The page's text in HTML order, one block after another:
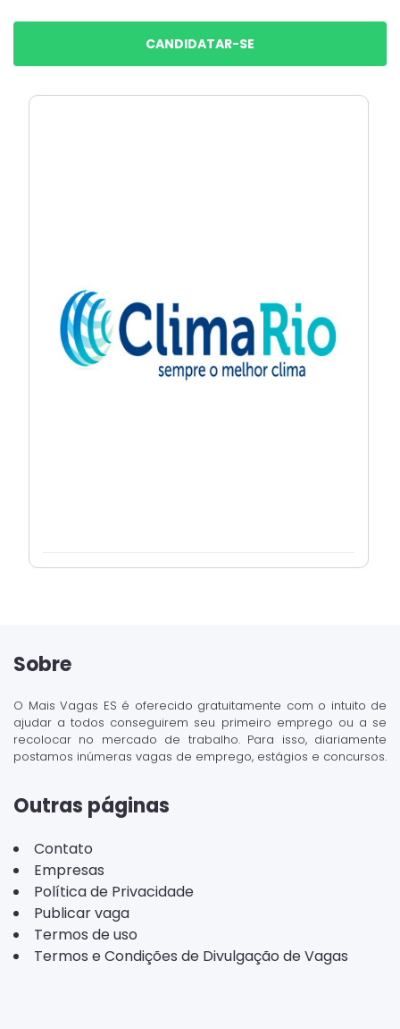
CANDIDATAR-SE
Sobre
O Mais Vagas ES é oferecido gratuitamente com o intuito de
ajudar a todos conseguirem seu primeiro emprego ou a se
recolocar no mercado de trabalho. Para isso, diariamente
postamos inúmeras vagas de emprego, estágios e concursos.
Outras páginas
Contato
Empresas
Política de Privacidade
Publicar vaga
Termos de uso
Termos e Condições de Divulgação de Vagas